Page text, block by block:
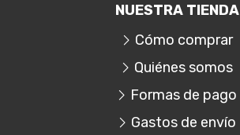
NUESTRA TIENDA
Cómo comprar
Quiénes somos
Formas de pago
Gastos de envío